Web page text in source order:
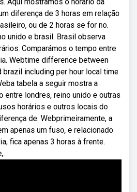
diferença de 3 horas em relação
ou de 2 horas se for no.
unido e brasil. Brasil observa
Comparámos o tempo entre
Webtime difference between
brazil including per hour local time
tabela a seguir mostra a
entre londres, reino unido e outras
horários e outros locais do
de. Webprimeiramente, a
apenas um fuso, e relacionado
fica apenas 3 horas à frente.